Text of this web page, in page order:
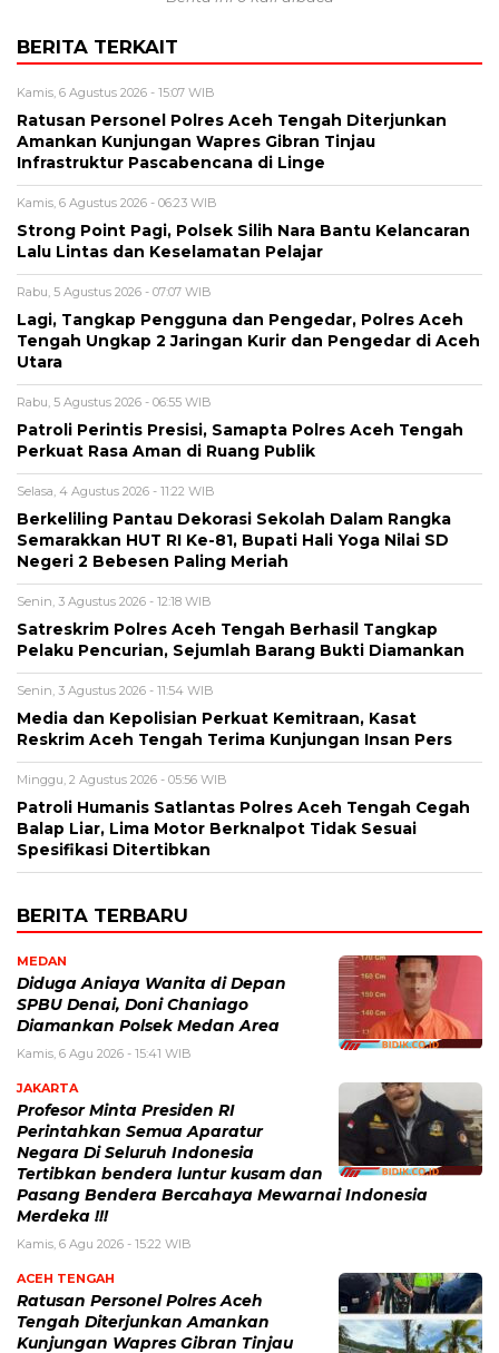
BERITA TERKAIT
Kamis, 6 Agustus 2026 - 15:07 WIB
Ratusan Personel Polres Aceh Tengah Diterjunkan
Amankan Kunjungan Wapres Gibran Tinjau
Infrastruktur Pascabencana di Linge
Kamis, 6 Agustus 2026 - 06:23 WIB
Strong Point Pagi, Polsek Silih Nara Bantu Kelancaran
Lalu Lintas dan Keselamatan Pelajar
Rabu, 5 Agustus 2026 - 07:07 WIB
Lagi, Tangkap Pengguna dan Pengedar, Polres Aceh
Tengah Ungkap 2 Jaringan Kurir dan Pengedar di Aceh
Utara
Rabu, 5 Agustus 2026 - 06:55 WIB
Patroli Perintis Presisi, Samapta Polres Aceh Tengah
Perkuat Rasa Aman di Ruang Publik
Selasa, 4 Agustus 2026 - 11:22 WIB
Berkeliling Pantau Dekorasi Sekolah Dalam Rangka
Semarakkan HUT RI Ke-81, Bupati Hali Yoga Nilai SD
Negeri 2 Bebesen Paling Meriah
Senin, 3 Agustus 2026 - 12:18 WIB
Satreskrim Polres Aceh Tengah Berhasil Tangkap
Pelaku Pencurian, Sejumlah Barang Bukti Diamankan
Senin, 3 Agustus 2026 - 11:54 WIB
Media dan Kepolisian Perkuat Kemitraan, Kasat
Reskrim Aceh Tengah Terima Kunjungan Insan Pers
Minggu, 2 Agustus 2026 - 05:56 WIB
Patroli Humanis Satlantas Polres Aceh Tengah Cegah
Balap Liar, Lima Motor Berknalpot Tidak Sesuai
Spesifikasi Ditertibkan
BERITA TERBARU
MEDAN
Diduga Aniaya Wanita di Depan
SPBU Denai, Doni Chaniago
Diamankan Polsek Medan Area
Kamis, 6 Agu 2026 - 15:41 WIB
JAKARTA
Profesor Minta Presiden RI
Perintahkan Semua Aparatur
Negara Di Seluruh Indonesia
Tertibkan bendera luntur kusam dan
Pasang Bendera Bercahaya Mewarnai Indonesia
Merdeka !!!
Kamis, 6 Agu 2026 - 15:22 WIB
ACEH TENGAH
Ratusan Personel Polres Aceh
Tengah Diterjunkan Amankan
Kunjungan Wapres Gibran Tinjau